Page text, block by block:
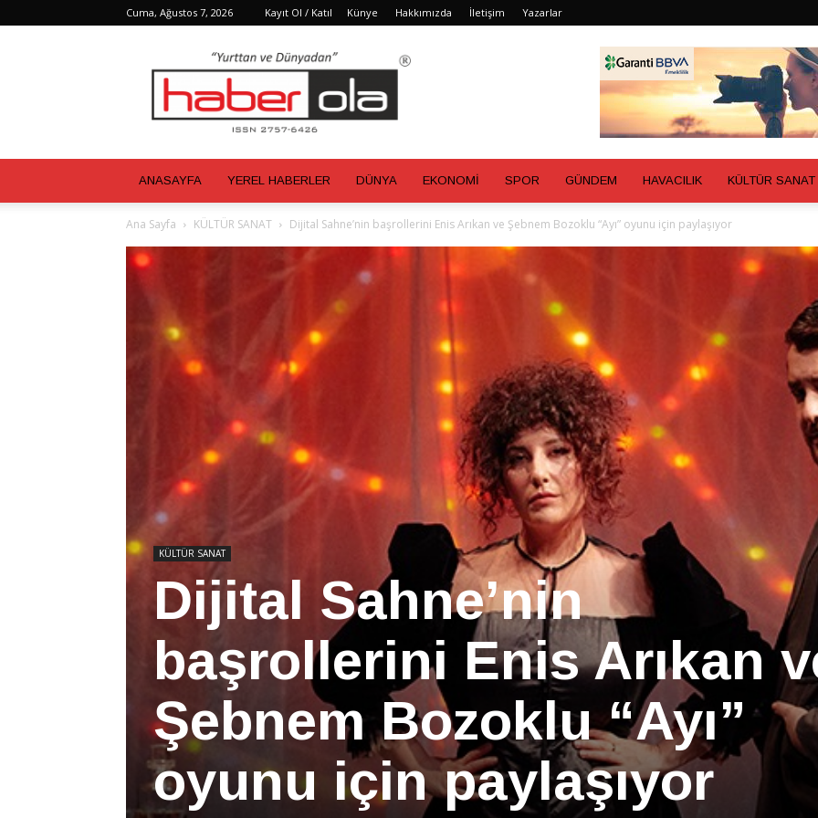
Cuma, Ağustos 7, 2026 Kayıt Ol / Katıl Künye Hakkımızda İletişim Yazarlar
ANASAYFA YEREL HABERLER DÜNYA EKONOMİ SPOR GÜNDEM HAVACILIK KÜLTÜR SANAT
Ana Sayfa KÜLTÜR SANAT Dijital Sahne’nin başrollerini Enis Arıkan ve Şebnem Bozoklu “Ayı” oyunu için paylaşıyor
KÜLTÜR SANAT
Dijital Sahne’nin
başrollerini Enis Arıkan
Şebnem Bozoklu “Ayı”
oyunu için paylaşıyor